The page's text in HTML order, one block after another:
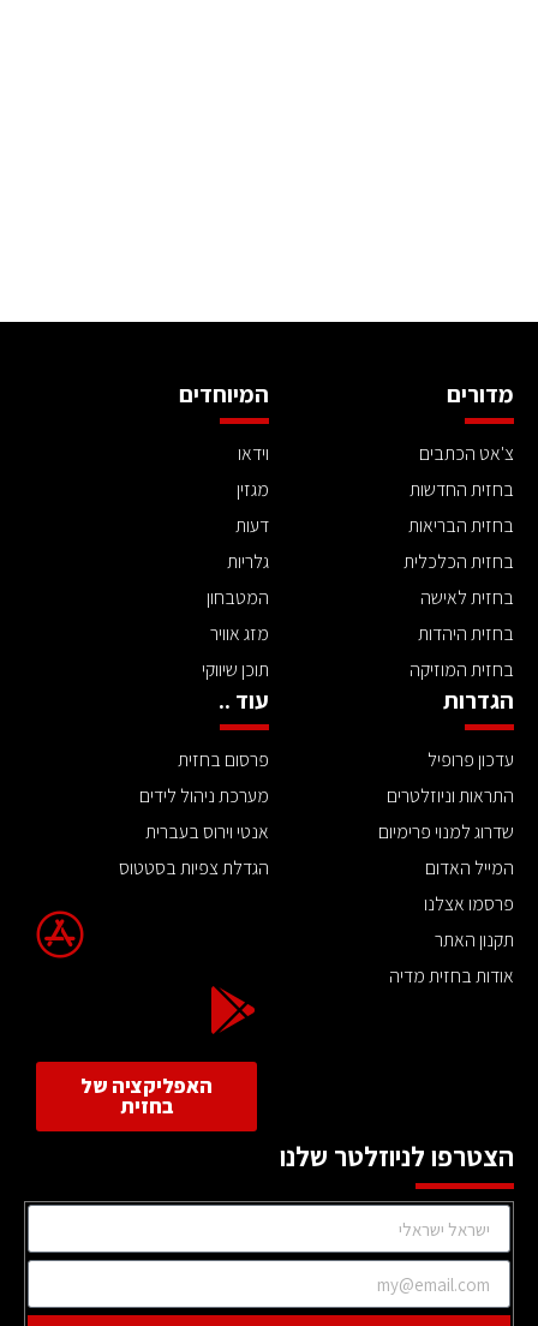
מדורים
צ'אט הכתבים
בחזית החדשות
בחזית הבריאות
בחזית הכלכלית
בחזית לאישה
בחזית היהדות
בחזית המוזיקה
המיוחדים
וידאו
מגזין
דעות
גלריות
המטבחון
מזג אוויר
תוכן שיווקי
הגדרות
עדכון פרופיל
התראות וניוזלטרים
שדרוג למנוי פרימיום
המייל האדום
פרסמו אצלנו
תקנון האתר
אודות בחזית מדיה
עוד ..
פרסום בחזית
מערכת ניהול לידים
אנטי וירוס בעברית
הגדלת צפיות בסטטוס
האפליקציה של
בחזית
הצטרפו לניוזלטר שלנו